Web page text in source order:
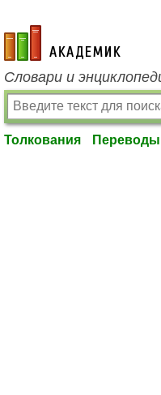
academic.ru
Словари и
Толкования Переводы